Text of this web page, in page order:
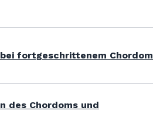
fortgeschrittenem Chordom
des Chordoms und